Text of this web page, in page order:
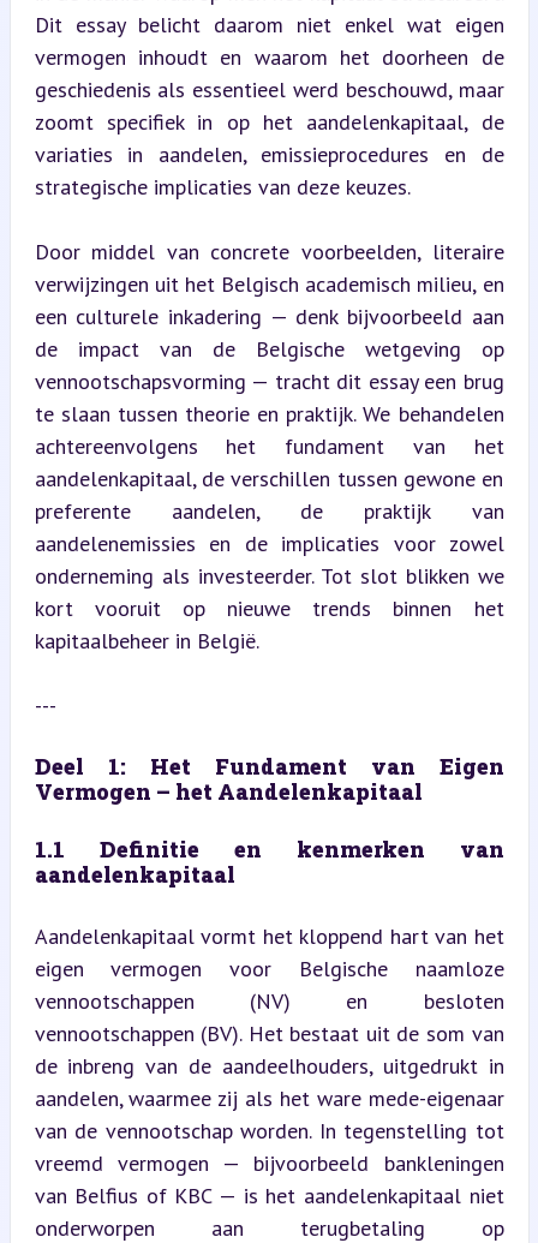
Dit essay belicht daarom niet enkel wat eigen
vermogen inhoudt en waarom het doorheen de
geschiedenis als essentieel werd beschouwd, maar
zoomt specifiek in op het aandelenkapitaal, de
variaties in aandelen, emissieprocedures en de
strategische implicaties van deze keuzes.
Door middel van concrete voorbeelden, literaire
verwijzingen uit het Belgisch academisch milieu, en
een culturele inkadering — denk bijvoorbeeld aan
de impact van de Belgische wetgeving op
vennootschapsvorming — tracht dit essay een brug
te slaan tussen theorie en praktijk. We behandelen
achtereenvolgens het fundament van het
aandelenkapitaal, de verschillen tussen gewone en
preferente aandelen, de praktijk van
aandelenemissies en de implicaties voor zowel
onderneming als investeerder. Tot slot blikken we
kort vooruit op nieuwe trends binnen het
kapitaalbeheer in België.
---
Deel 1: Het Fundament van Eigen
Vermogen – het Aandelenkapitaal
1.1 Definitie en kenmerken van
aandelenkapitaal
Aandelenkapitaal vormt het kloppend hart van het
eigen vermogen voor Belgische naamloze
vennootschappen (NV) en besloten
vennootschappen (BV). Het bestaat uit de som van
de inbreng van de aandeelhouders, uitgedrukt in
aandelen, waarmee zij als het ware mede-eigenaar
van de vennootschap worden. In tegenstelling tot
vreemd vermogen — bijvoorbeeld bankleningen
van Belfius of KBC — is het aandelenkapitaal niet
onderworpen aan terugbetaling op